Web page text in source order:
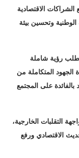
الشراكات الاقتصادية
وتحسين بيئة
رؤية شاملة
الجهود المتكاملة من
على المجتمع
التقلبات الخارجية،
الاقتصادي ورفع